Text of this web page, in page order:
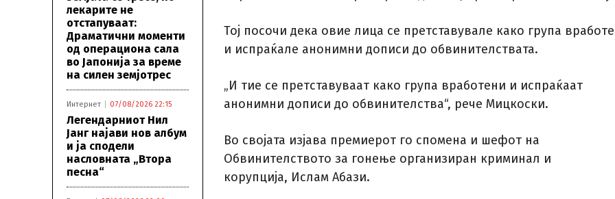
лекарите не
отстапуваат:
Драматични моменти
од операциона сала
во Јапонија за време
на силен земјотрес
Интернет 07/08/2026 22:15
Легендарниот Нил
Јанг најави нов албум
и ја сподели
насловната „Втора
песна“
Тој посочи дека овие лица се претставувале како група
и испраќале анонимни дописи до обвинителствата.
„И тие се претставуваат како група вработени и испраќаат
анонимни дописи до обвинителства“, рече Мицкоски.
Во својата изјава премиерот го спомена и шефот на
Обвинителството за гонење организиран криминал и
корупција, Ислам Абази.